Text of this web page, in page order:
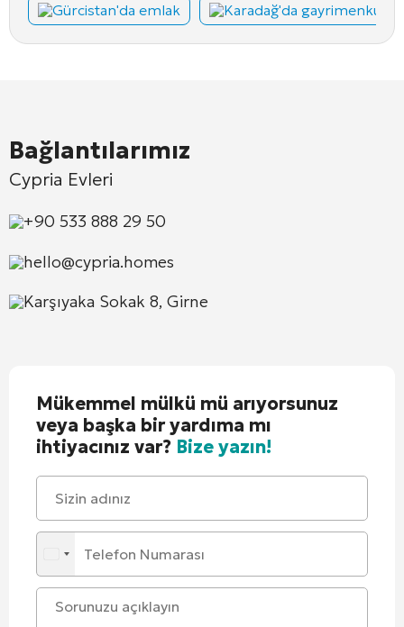
Gürcistan'da emlak Karadağ'da gayrimenkul
Bağlantılarımız
Cypria Evleri
+90 533 888 29 50
hello@cypria.homes
Karşıyaka Sokak 8, Girne
Mükemmel mülkü mü arıyorsunuz
veya başka bir yardıma mı
ihtiyacınız var? Bize yazın!